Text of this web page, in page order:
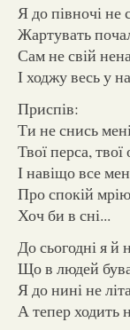
Я до півночі не
Жартувать
Сам не свій
І ходжу весь у
Приспів:
Ти не снись
Твої перса, твої
І навіщо все
Про спокій мрію
Хоч би в сні...
До сьогодні я й
Що в людей
Я до нині не
А тепер ходить